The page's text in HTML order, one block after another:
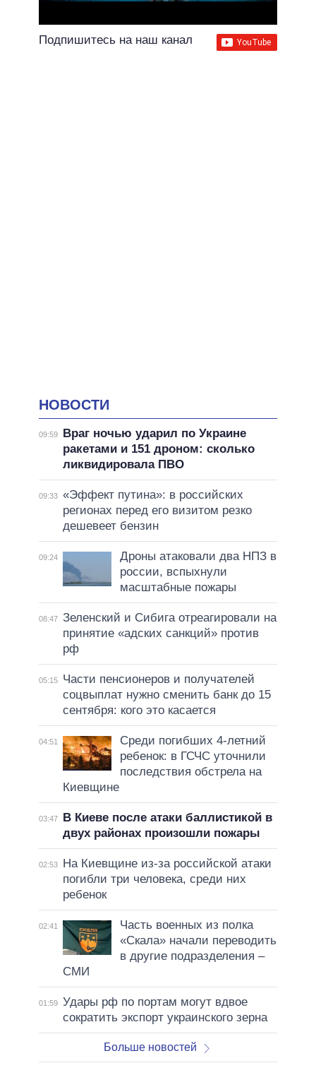
Подпишитесь на наш канал
НОВОСТИ
09:59
Враг ночью ударил по Украине
ракетами и 151 дроном: сколько
ликвидировала ПВО
09:33 «Эффект путина»: в российских
регионах перед его визитом резко
дешевеет бензин
09:24
Дроны атаковали два НПЗ в
россии, вспыхнули
масштабные пожары
08:47 Зеленский и Сибига отреагировали на
принятие «адских санкций» против
рф
05:15
Части пенсионеров и получателей
соцвыплат нужно сменить банк до 15
сентября: кого это касается
04:51
Среди погибших 4-летний
ребенок: в ГСЧС уточнили
последствия обстрела на
Киевщине
03:47
В Киеве после атаки баллистикой в
двух районах произошли пожары
02:53
На Киевщине из-за российской атаки
погибли три человека, среди них
ребенок
02:41
Часть военных из полка
«Скала» начали переводить
в другие подразделения –
СМИ
01:59 Удары рф по портам могут вдвое
сократить экспорт украинского зерна
Больше новостей